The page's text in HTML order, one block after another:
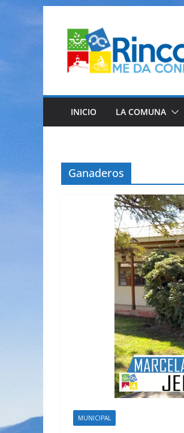
Saltar
contenido
INICIO LA COMUNA
Ganaderos
MUNICIPAL